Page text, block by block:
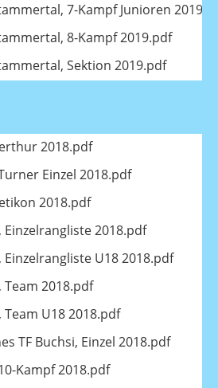
7-Kampf Junioren
8-Kampf 2019.pdf
Sektion 2019.pdf
2018.pdf
Einzel 2018.pdf
2018.pdf
Einzelrangliste 2018.pdf
Einzelrangliste U18 2018.pdf
Team 2018.pdf
Team U18 2018.pdf
TF Buchsi, Einzel 2018.pdf
Kampf 2018.pdf